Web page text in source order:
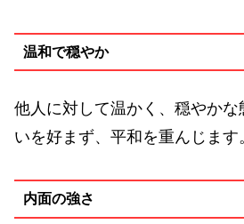
温和で穏やか
他人に対して温かく、穏やか
いを好まず、平和を重んじます
内面の強さ